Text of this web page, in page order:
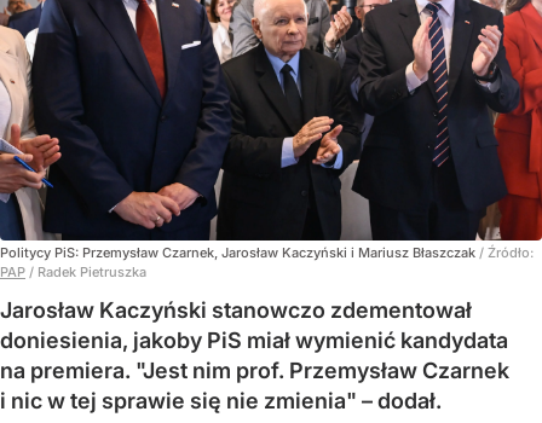
Politycy PiS: Przemysław Czarnek, Jarosław Kaczyński i Mariusz Błaszczak / Źródło:
PAP / Radek Pietruszka
Jarosław Kaczyński stanowczo zdementował
doniesienia, jakoby PiS miał wymienić kandydata
na premiera. "Jest nim prof. Przemysław Czarnek
i nic w tej sprawie się nie zmienia" – dodał.